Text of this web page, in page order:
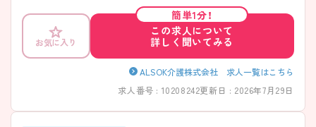
ますので、お気軽にご連絡ください！
お気に入り
簡単1分！
この求人について
詳しく聞いてみる
ALSOK介護株式会社 求人一覧はこちら
求人番号 : 10208242更新日 : 2026年7月29日